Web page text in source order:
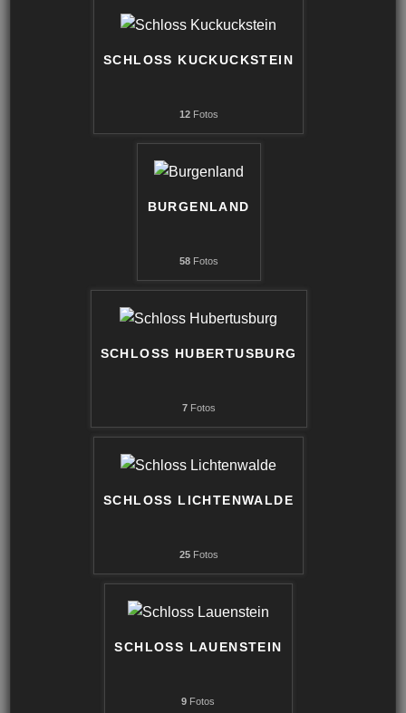
SCHLOSS KUCKUCKSTEIN
12Fotos
BURGENLAND
58Fotos
SCHLOSS HUBERTUSBURG
7Fotos
SCHLOSS LICHTENWALDE
25Fotos
SCHLOSS LAUENSTEIN
9 Fotos